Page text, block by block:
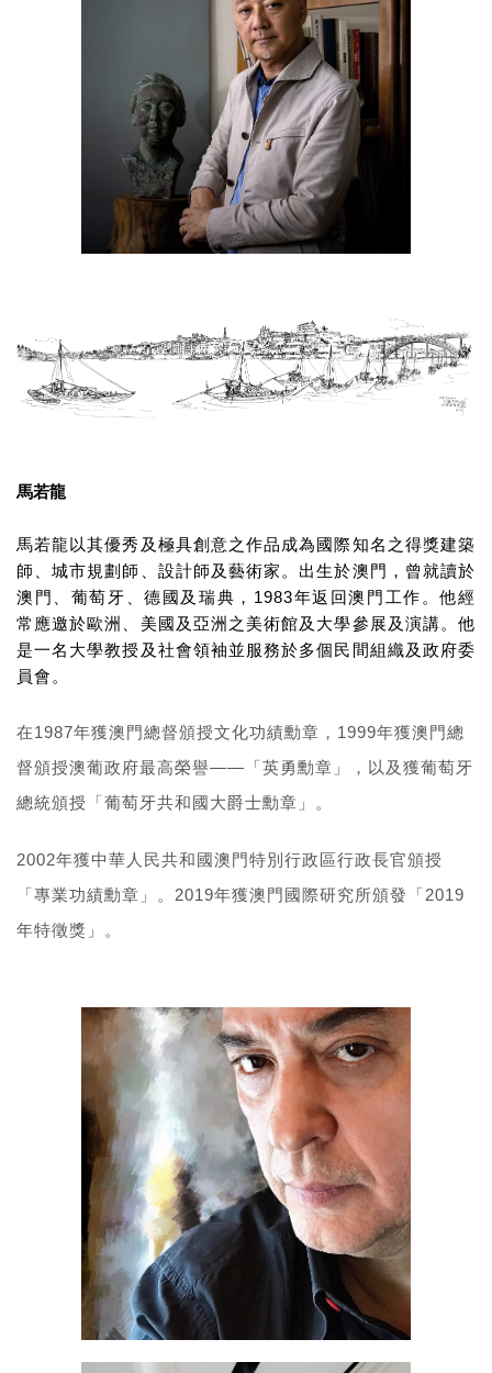
馬若龍
馬若龍以其優秀及極具創意之作品成為國際知名之得獎建築
師、城市規劃師、設計師及藝術家。出生於澳門，曾就讀於
澳門、葡萄牙、德國及瑞典， 1983年返回澳門工作。他經
常應邀於歐洲、美國及亞洲之美術館及大學參展及演講。他
是一名大學教授及社會領袖並服務於多個民間組織及政府委
員會。
在1987年獲澳門總督頒授文化功績勳章， 1999年獲澳門總
督頒授澳葡政府最高榮譽—— 「英勇勳章」，以及獲葡萄牙
總統頒授「葡萄牙共和國大爵士勳章」。
2002年獲中華人民共和國澳門特別行政區行政長官頒授
「專業功績勳章」。 2019年獲澳門國際研究所頒發「 2019
年特徵獎」。